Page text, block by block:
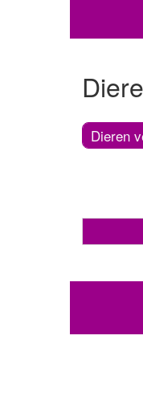
Dieren